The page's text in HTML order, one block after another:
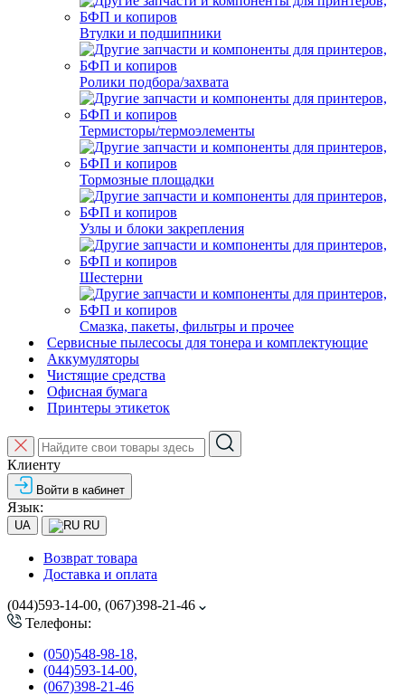
Втулки и подшипники
Ролики подбора/захвата
Термисторы/термоэлементы
Тормозные площадки
Узлы и блоки закрепления
Шестерни
Смазка, пакеты, фильтры и прочее
Сервисные пылесосы для тонера и комплектующие
Аккумуляторы
Чистящие средства
Офисная бумага
Принтеры этикеток
Клиенту
Войти в кабинет
Язык:
UA RU
Возврат товара
Доставка и оплата
(044)593-14-00, (067)398-21-46
Телефоны:
(050)548-98-18,
(044)593-14-00,
(067)398-21-46